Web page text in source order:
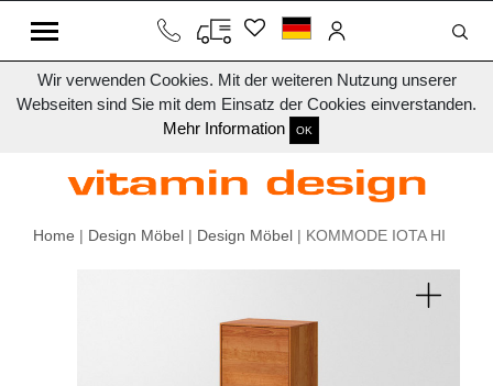
Wir verwenden Cookies. Mit der weiteren Nutzung unserer
Webseiten sind Sie mit dem Einsatz der Cookies einverstanden.
Mehr Information
OK
Home | Design Möbel | Design Möbel | KOMMODE IOTA HI